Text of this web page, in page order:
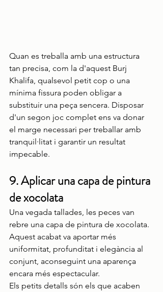
Quan es treballa amb una estructura
tan precisa, com la d'aquest Burj
Khalifa, qualsevol petit cop o una
mínima fissura poden obligar a
substituir una peça sencera. Disposar
d'un segon joc complet ens va donar
el marge necessari per treballar amb
tranquil·litat i garantir un resultat
impecable.
9. Aplicar una capa de pintura
de xocolata
Una vegada tallades, les peces van
rebre una capa de pintura de xocolata.
Aquest acabat va aportar més
uniformitat, profunditat i elegància al
conjunt, aconseguint una aparença
encara més espectacular.
Els petits detalls són els que acaben